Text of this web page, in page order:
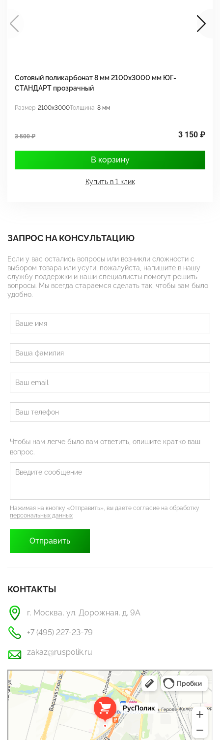
Сотовый поликарбонат 8 мм 2100х3000 мм ЮГ-
СТАНДАРТ прозрачный
Размер 2100x3000Толщина 8 мм
3 500 ₽ 3 150 ₽
В корзину
Купить в 1 клик
ЗАПРОС НА КОНСУЛЬТАЦИЮ
Если у вас остались вопросы или возникли сложности с
выбором товара или усуги, пожалуйста, напишите в нашу
службу поддержки и наши специалисты помогут решить
вопросы. Мы всегда стараемся сделать так, чтобы вам было
удобно.
Чтобы нам легче было вам ответить, опишите кратко ваш
вопрос.
Нажимая на кнопку «Отправить», вы даете согласие на обработку
персональных данных
КОНТАКТЫ
г. Москва, ул. Дорожная, д. 9А
+7 (495) 227-23-79
zakaz@ruspolik.ru
РусПолик
Оргстекло, поликарбонат в Москве
Строительные и отделочные работы в Москве